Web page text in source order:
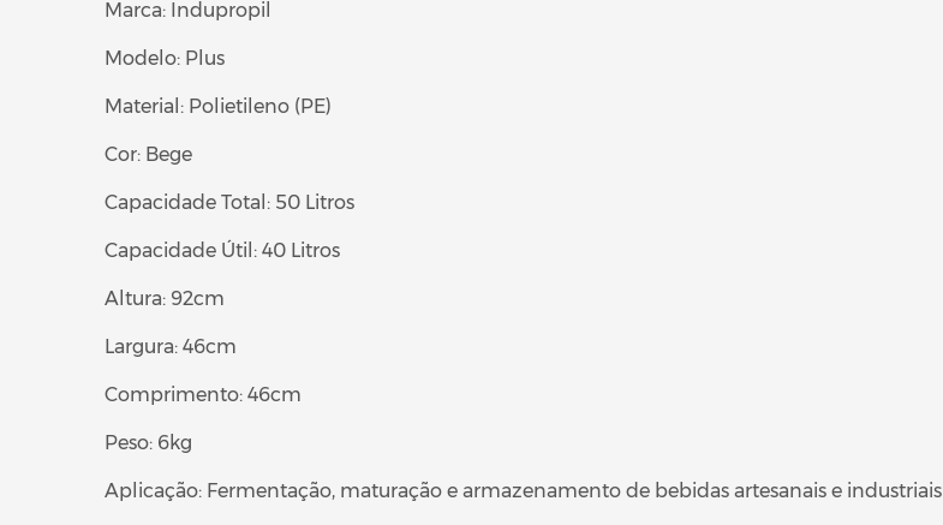
Marca: Indupropil
Modelo: Plus
Material: Polietileno (PE)
Cor: Bege
Capacidade Total: 50 Litros
Capacidade Útil: 40 Litros
Altura: 92cm
Largura: 46cm
Comprimento: 46cm
Peso: 6kg
Aplicação: Fermentação, maturação e armazenamento de bebidas artesanais e industriais